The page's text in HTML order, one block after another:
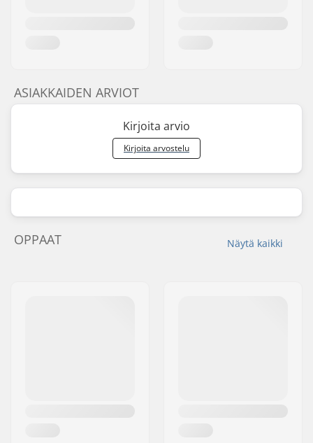
ASIAKKAIDEN ARVIOT
Kirjoita arvio
Kirjoita arvostelu
Näytä kaikki
OPPAAT